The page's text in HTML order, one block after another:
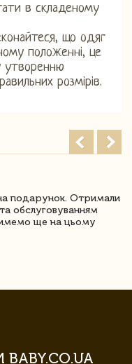
в складеному
що одяг
положенні, це
утворенню
розмірів.
подарунок. Отримали
обслуговуванням
ще на цьому